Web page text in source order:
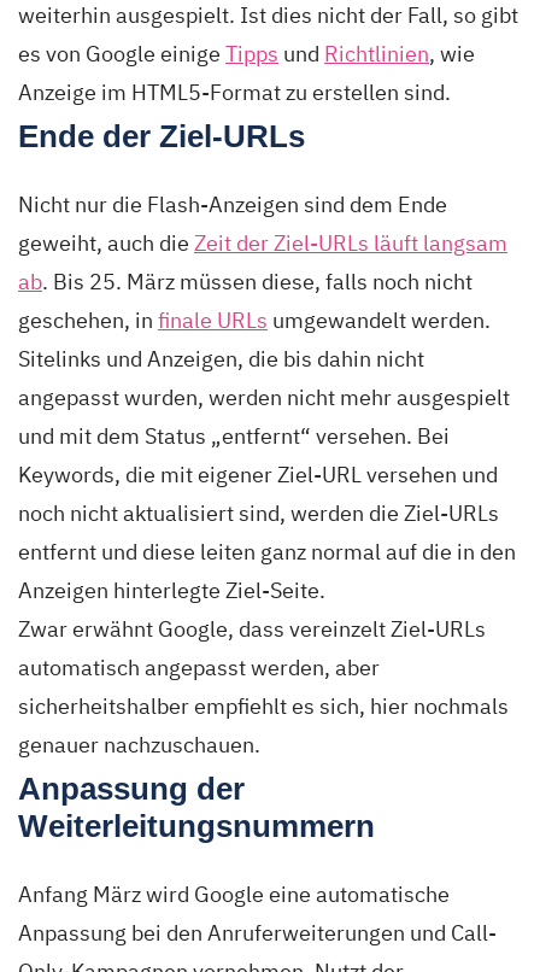
weiterhin ausgespielt. Ist dies nicht der Fall, so gibt
es von Google einige Tipps und Richtlinien, wie
Anzeige im HTML5-Format zu erstellen sind.
Ende der Ziel-URLs
Nicht nur die Flash-Anzeigen sind dem Ende
geweiht, auch die Zeit der Ziel-URLs läuft langsam
ab. Bis 25. März müssen diese, falls noch nicht
geschehen, in finale URLs umgewandelt werden.
Sitelinks und Anzeigen, die bis dahin nicht
angepasst wurden, werden nicht mehr ausgespielt
und mit dem Status „entfernt“ versehen. Bei
Keywords, die mit eigener Ziel-URL versehen und
noch nicht aktualisiert sind, werden die Ziel-URLs
entfernt und diese leiten ganz normal auf die in den
Anzeigen hinterlegte Ziel-Seite.
Zwar erwähnt Google, dass vereinzelt Ziel-URLs
automatisch angepasst werden, aber
sicherheitshalber empfiehlt es sich, hier nochmals
genauer nachzuschauen.
Anpassung der
Weiterleitungsnummern
Anfang März wird Google eine automatische
Anpassung bei den Anruferweiterungen und Call-